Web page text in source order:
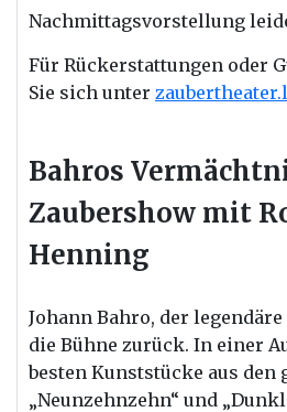
Nachmittagsvorstellung
Für Rückerstattungen oder
Sie sich unter
Bahros
Zaubershow mit
Henning
Johann Bahro, der
die Bühne zurück. In einer
besten Kunststücke aus den
„Neunzehnzehn“ und